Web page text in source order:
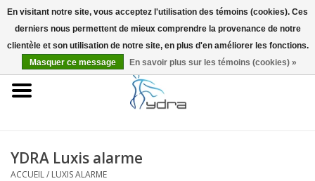
EUR
Accueil
YDRA Luxis alarme
ACCUEIL/ LUXIS ALARME
En visitant notre site, vous acceptez l'utilisation des témoins (cookies). Ces
derniers nous permettent de mieux comprendre la provenance de notre
clientèle et son utilisation de notre site, en plus d'en améliorer les fonctions.
Masquer ce message
En savoir plus sur les témoins (cookies) »